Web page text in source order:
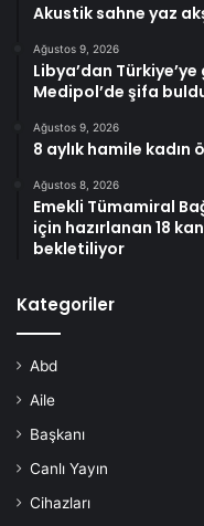
Akustik sahne yaz
Ağustos 9, 2026
Libya’dan
Medipol’de şifa
Ağustos 9, 2026
8 aylık hamile kadın
Ağustos 8, 2026
Emekli Tümamiral
için hazırlanan 18
bekletiliyor
Kategoriler
Abd
Aile
Başkanı
Canlı Yayın
Cihazları